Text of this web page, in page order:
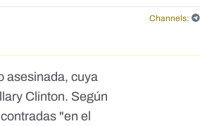
Channels:
asesinada, cuya
Clinton. Según
"en el